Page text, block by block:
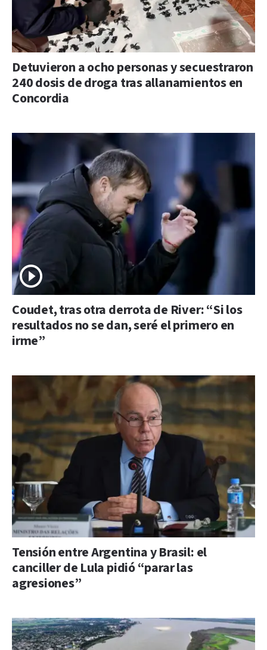
Detuvieron a ocho personas y secuestraron
240 dosis de droga tras allanamientos en
Concordia
Coudet, tras otra derrota de River: “Si los
resultados no se dan, seré el primero en
irme”
Tensión entre Argentina y Brasil: el
canciller de Lula pidió “parar las
agresiones”